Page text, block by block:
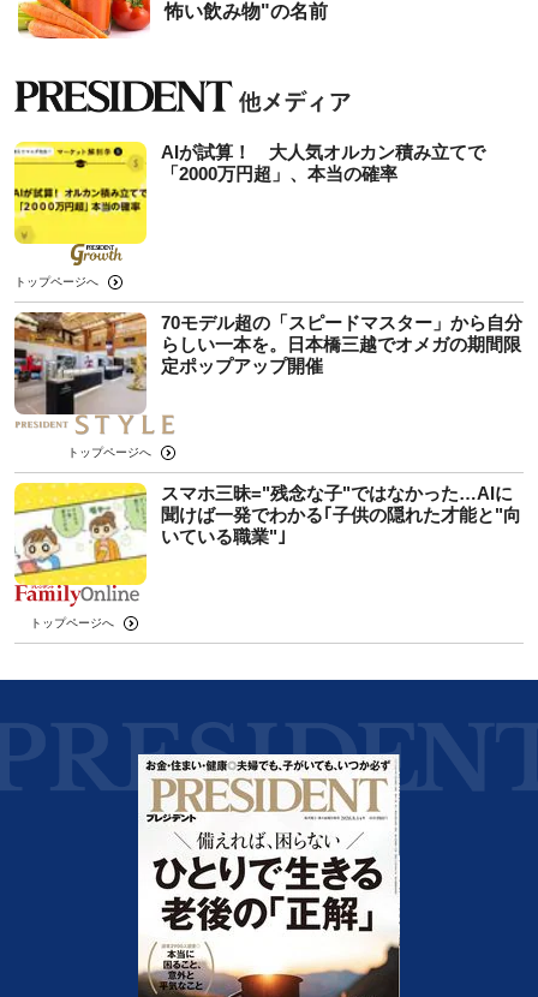
怖い飲み物"の名前
AIが試算！ 大人気オルカン積み立てで
「2000万円超」、本当の確率
トップページへ
70モデル超の「スピードマスター」から自分
らしい一本を。日本橋三越でオメガの期間限
定ポップアップ開催
トップページへ
スマホ三昧="残念な子"ではなかった…AIに
聞けば一発でわかる｢子供の隠れた才能と"向
いている職業"｣
トップページへ